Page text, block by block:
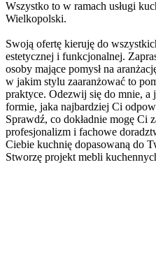
Wszystko to w ramach usługi
Wielkopolski.
Swoją ofertę kieruję do
estetycznej i funkcjonalnej.
osoby mające pomysł na
w jakim stylu zaaranżować to
praktyce. Odezwij się do mnie, a
formie, jaka najbardziej Ci
Sprawdź, co dokładnie mogę Ci
profesjonalizm i fachowe
Ciebie kuchnię dopasowaną do
Stworzę projekt mebli